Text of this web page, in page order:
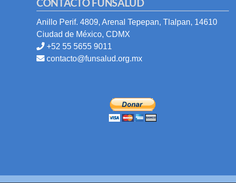
CONTACTO FUNSALUD
Anillo Perif. 4809, Arenal Tepepan, Tlalpan, 14610
Ciudad de México, CDMX
+52 55 5655 9011
contacto@funsalud.org.mx